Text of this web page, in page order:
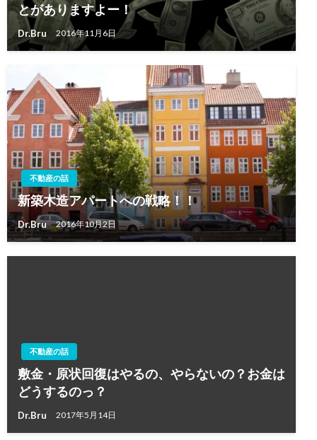
とがありますよー！
Dr.Bru 2016年11月6日
不動産の話
新築木造アパートへの戦略！！
Dr.Bru 2016年10月2日
不動産の話
敷金・原状回復はやるの、やらないの？お金は
どうするのっ？
Dr.Bru 2017年5月14日